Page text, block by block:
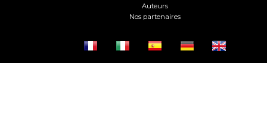
Auteurs
Nos partenaires